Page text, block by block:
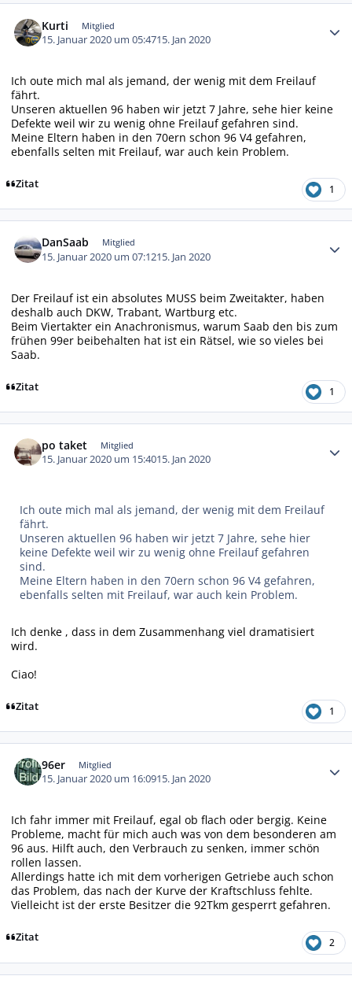
Kurti Mitglied
15. Januar 2020 um 05:4715. Jan 2020
Ich oute mich mal als jemand, der wenig mit dem Freilauf
fährt.
Unseren aktuellen 96 haben wir jetzt 7 Jahre, sehe hier keine
Defekte weil wir zu wenig ohne Freilauf gefahren sind.
Meine Eltern haben in den 70ern schon 96 V4 gefahren,
ebenfalls selten mit Freilauf, war auch kein Problem.
Zitat 1
DanSaab Mitglied
15. Januar 2020 um 07:1215. Jan 2020
Der Freilauf ist ein absolutes MUSS beim Zweitakter, haben
deshalb auch DKW, Trabant, Wartburg etc.
Beim Viertakter ein Anachronismus, warum Saab den bis zum
frühen 99er beibehalten hat ist ein Rätsel, wie so vieles bei
Saab.
Zitat 1
po taket Mitglied
15. Januar 2020 um 15:4015. Jan 2020
Ich oute mich mal als jemand, der wenig mit dem Freilauf
fährt.
Unseren aktuellen 96 haben wir jetzt 7 Jahre, sehe hier
keine Defekte weil wir zu wenig ohne Freilauf gefahren
sind.
Meine Eltern haben in den 70ern schon 96 V4 gefahren,
ebenfalls selten mit Freilauf, war auch kein Problem.
Ich denke , dass in dem Zusammenhang viel dramatisiert
wird.
Ciao!
Zitat 1
96er Mitglied
15. Januar 2020 um 16:0915. Jan 2020
Ich fahr immer mit Freilauf, egal ob flach oder bergig. Keine
Probleme, macht für mich auch was von dem besonderen am
96 aus. Hilft auch, den Verbrauch zu senken, immer schön
rollen lassen.
Allerdings hatte ich mit dem vorherigen Getriebe auch schon
das Problem, das nach der Kurve der Kraftschluss fehlte.
Vielleicht ist der erste Besitzer die 92Tkm gesperrt gefahren.
Zitat 2